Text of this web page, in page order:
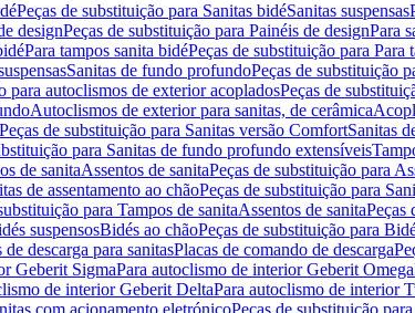
Peças de substituição para Sanitas bidéSanitas suspensas
designPeças de substituição para Painéis de designPara
Para tampos sanita bidéPeças de substituição para Para
Sanitas de fundo profundoPeças de substituição
para autoclismos de exterior acopladosPeças de
Autoclismos de exterior para sanitas, de cerâmica
Peças de substituição para Sanitas versão ComfortSanitas
para Sanitas de fundo profundo extensíveis
de sanitaAssentos de sanitaPeças de substituição para
de assentamento ao chãoPeças de substituição para
para Tampos de sanitaAssentos de sanitaPeças
suspensosBidés ao chãoPeças de substituição para
descarga para sanitasPlacas de comando de descarga
Geberit SigmaPara autoclismo de interior Geberit Omega
de interior Geberit DeltaPara autoclismo de interior
com acionamento eletrónicoPeças de substituição